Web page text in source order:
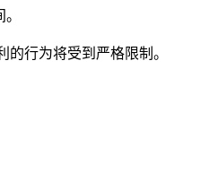
行为将受到严格限制。